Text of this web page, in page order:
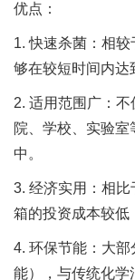
优点：
1. 快速杀菌：相
够在较短时间内达
2. 适用范围广：
院、学校、实验
中。
3. 经济实用：相
箱的投资成本较低
4. 环保节能：大
能），与传统化学